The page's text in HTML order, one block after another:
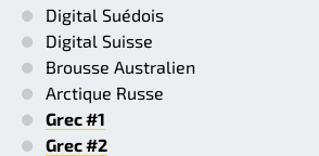
Digital Suédois
Digital Suisse
Brousse Australien
Arctique Russe
Grec #1
Grec #2